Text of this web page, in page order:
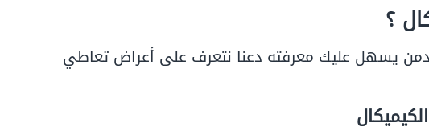
؟
يسهل عليك معرفته دعنا نتعرف على أعراض تعاطي